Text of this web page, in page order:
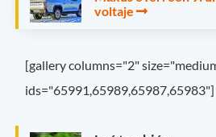
voltaje
[gallery columns="2"
ids="65991,65989,65987,65983"]